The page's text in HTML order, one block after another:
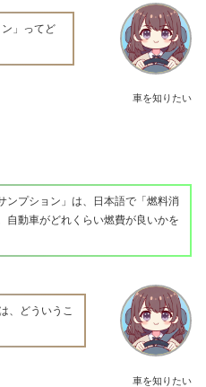
車を知りたい
」ってど
ンプション」は、日本語で「燃料消
自動車がどれくらい燃費が良いかを
車を知りたい
、どういうこ